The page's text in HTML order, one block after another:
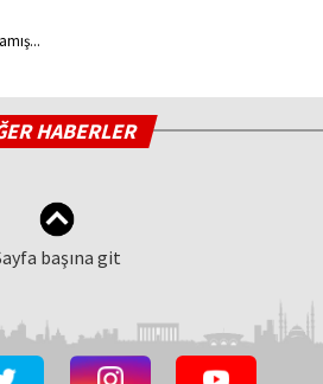
HABERLER
başına git